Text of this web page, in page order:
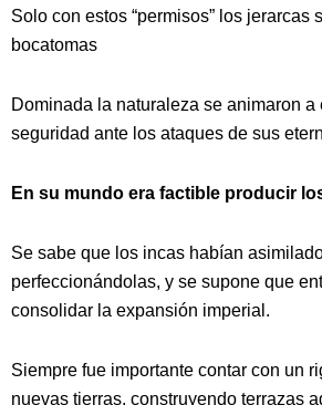
Solo con estos “permisos” los
bocatomas
Dominada la naturaleza se animaron
seguridad ante los ataques de sus
En su mundo era factible producir
Se sabe que los incas habían
perfeccionándolas, y se supone que
consolidar la expansión imperial.
Siempre fue importante contar con un
nuevas tierras, construyendo terrazas